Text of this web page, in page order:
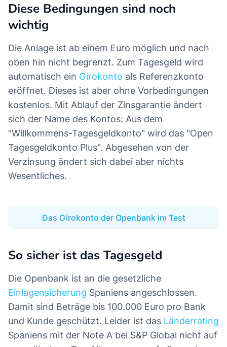
Diese Bedingungen sind noch
wichtig
Die Anlage ist ab einem Euro möglich und nach
oben hin nicht begrenzt. Zum Tagesgeld wird
automatisch ein Girokonto als Referenzkonto
eröffnet. Dieses ist aber ohne Vorbedingungen
kostenlos. Mit Ablauf der Zinsgarantie ändert
sich der Name des Kontos: Aus dem
"Willkommens-Tagesgeldkonto" wird das "Open
Tagesgeldkonto Plus". Abgesehen von der
Verzinsung ändert sich dabei aber nichts
Wesentliches.
Das Girokonto der Openbank im Test
So sicher ist das Tagesgeld
Die Openbank ist an die gesetzliche
Einlagensicherung Spaniens angeschlossen.
Damit sind Beträge bis 100.000 Euro pro Bank
und Kunde geschützt. Leider ist das Länderrating
Spaniens mit der Note A bei S&P Global nicht auf